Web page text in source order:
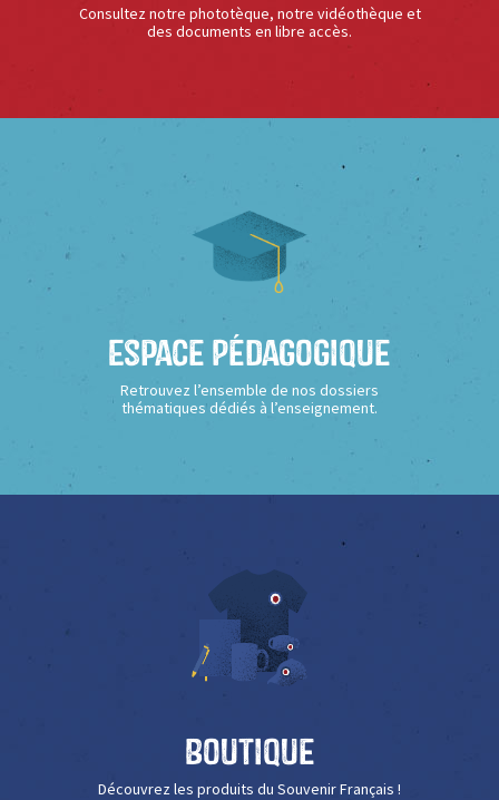
Consultez notre phototèque, notre vidéothèque et
des documents en libre accès.
Espace Pédagogique
Retrouvez l’ensemble de nos dossiers
thématiques dédiés à l’enseignement.
Boutique
Découvrez les produits du Souvenir Français !